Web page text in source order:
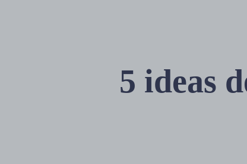
5 ideas